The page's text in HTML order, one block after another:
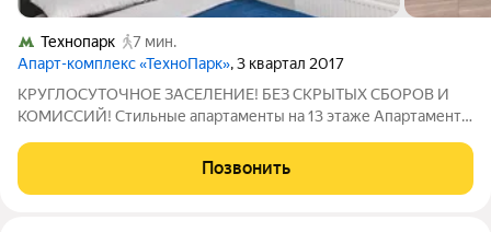
Технопарк
7 мин.
Апарт-комплекс «ТехноПарк», 3 квартал 2017
КРУГЛОСУТОЧНОЕ ЗАСЕЛЕНИЕ! БЕЗ СКРЫТЫХ СБОРОВ И
КОМИССИЙ! Стильные апартаменты на 13 этаже Апартаменты
расположены кафе/рестораны, аптеки, сбербанк.
Комфортабельные апартаменты для 2х гостей. В
Позвонить